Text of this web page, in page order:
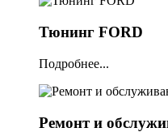
Тюнинг FORD
Подробнее...
Ремонт и